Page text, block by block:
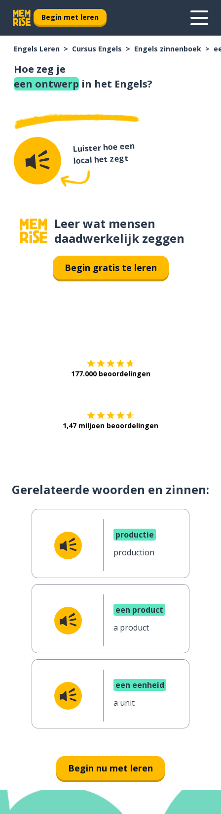
Begin met leren
Engels Leren Cursus Engels Engels zinnenboek
Hoe zeg je
een ontwerp in het Engels?
Luister hoe een
local het zegt
Leer wat mensen
daadwerkelijk zeggen
Begin gratis te leren
177.000 beoordelingen
1,47 miljoen beoordelingen
Gerelateerde woorden en zinnen:
productie
production
een product
a product
een eenheid
a unit
Begin nu met leren